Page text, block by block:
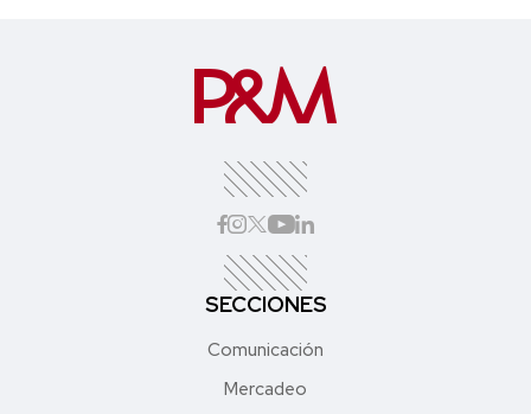
SECCIONES
Comunicación
Mercadeo